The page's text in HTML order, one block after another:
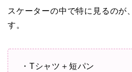
スケーターの中で特に見るのが
す。
・Tシャツ＋短パン